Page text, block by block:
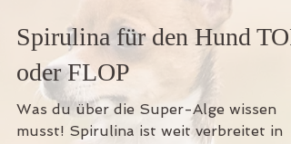
Spirulina für den Hund TOP
oder FLOP
Was du über die Super-Alge wissen
musst! Spirulina ist weit verbreitet in